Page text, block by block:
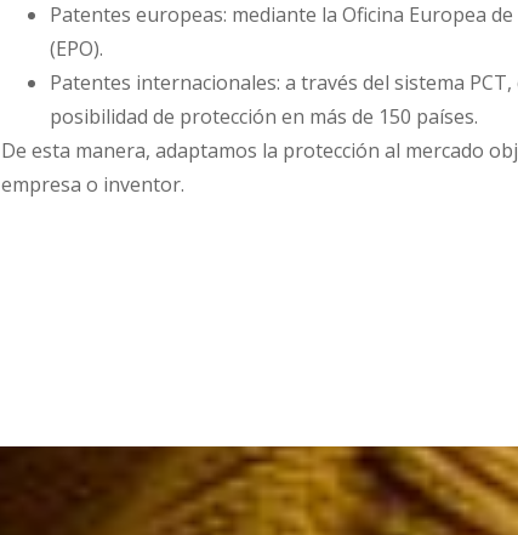
Patentes europeas: mediante la Oficina Europea
(EPO).
Patentes internacionales: a través del sistema PCT,
posibilidad de protección en más de 150 países.
De esta manera, adaptamos la protección al mercado
empresa o inventor.